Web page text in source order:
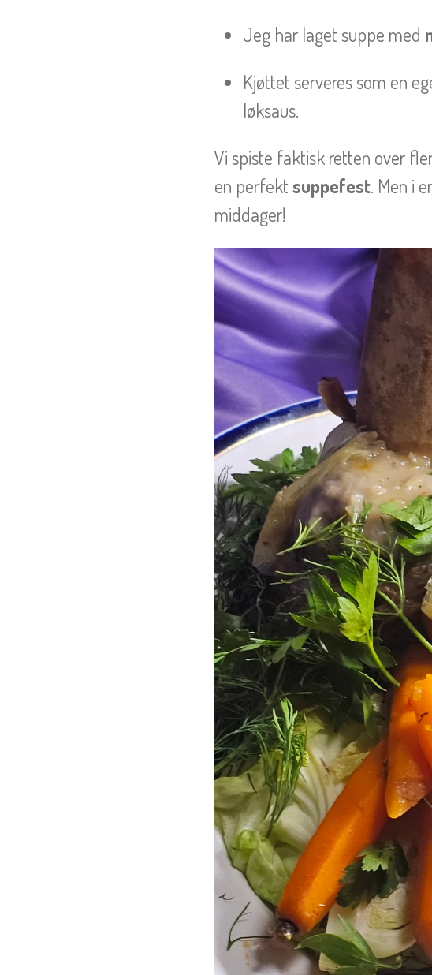
Jeg har laget suppe med
Kjøttet serveres som en
løksaus.
Vi spiste faktisk retten over
en perfektsuppefest. Men i
middager!